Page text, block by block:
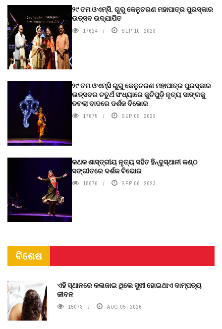
୨୯ ତମ ଓଏମ୍‌ସି. ଗୁରୁ କେଳୁଚରଣ ମହାପାତ୍ର ପୁରସ୍କାର
ଉତ୍ସବ ଉଦ୍‍ଯାପିତ
17624 SEP 10, 2023
୨୯ ତମ ଓଏମ୍‌ସି ଗୁରୁ କେଳୁଚରଣ ମହାପାତ୍ର ପୁରସ୍କାର
ଉତ୍ସବର ଚତୁର୍ଥ ସଂଧ୍ୟାରେ କୁଚିପୁଡ଼ି ନୃତ୍ୟ ସାଙ୍ଗକୁ
ତବଲା ବାଦରେ ଦର୍ଶକ ବିଭୋର
17675 SEP 09, 2023
କଥକ ଶାସ୍ତ୍ରୀୟ ନୃତ୍ୟ ସହିତ ହିନ୍ଦୁସ୍ଥାନୀ କଣ୍ଠ
ସଙ୍ଗୀତରେ ଦର୍ଶକ ବିଭୋର
18076 SEP 06, 2023
ବିଶେଷ
ଏହି ସ୍ଥାନରେ କଳାଜାଇ ଥିଲେ ସୁଖୀ ହୋଇଥାଏ ଦାମ୍ପତ୍ୟ
ଜୀବନ
15073 AUG 05, 2026